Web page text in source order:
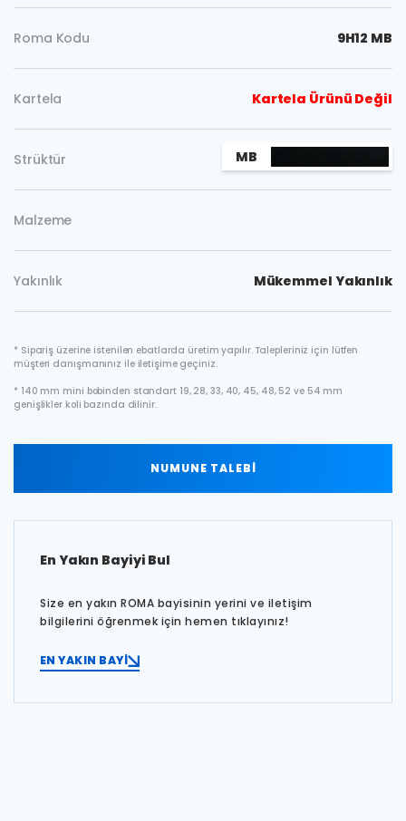
Roma Kodu 9H12 MB
Kartela Kartela Ürünü Değil
Strüktür MB
Malzeme
Yakınlık Mükemmel Yakınlık
* Sipariş üzerine istenilen ebatlarda üretim yapılır. Talepleriniz için lütfen
müşteri danışmanınız ile iletişime geçiniz.
* 140 mm mini bobinden standart 19, 28, 33, 40, 45, 48, 52 ve 54 mm
genişlikler koli bazında dilinir.
NUMUNE TALEBİ
En Yakın Bayiyi Bul
Size en yakın ROMA bayisinin yerini ve iletişim
bilgilerini öğrenmek için hemen tıklayınız!
EN YAKIN BAYİ